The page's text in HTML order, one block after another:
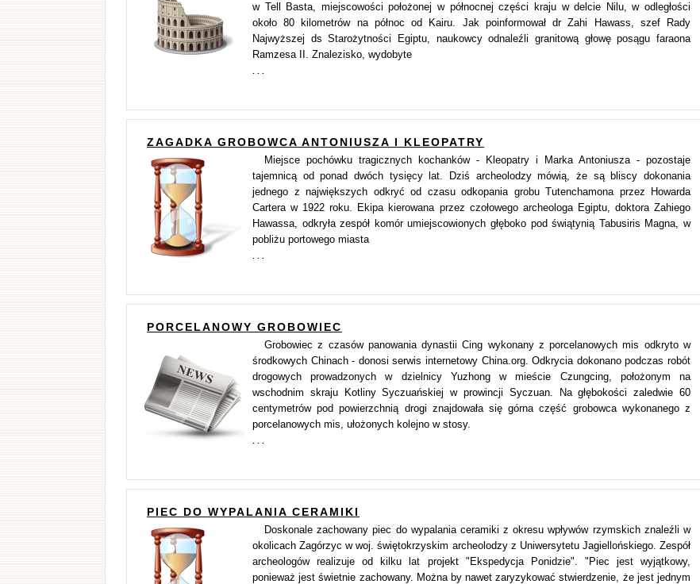
w Tell Basta, miejscowości położonej w północnej części kraju w delcie Nilu, w odległości
około 80 kilometrów na północ od Kairu. Jak poinformował dr Zahi Hawass, szef Rady
Najwyższej ds Starożytności Egiptu, naukowcy odnaleźli granitową głowę posągu faraona
Ramzesa II. Znalezisko, wydobyte
ZAGADKA GROBOWCA ANTONIUSZA I KLEOPATRY
Miejsce pochówku tragicznych kochanków - Kleopatry i Marka Antoniusza - pozostaje
tajemnicą od ponad dwóch tysięcy lat. Dziś archeolodzy mówią, że są bliscy dokonania
jednego z największych odkryć od czasu odkopania grobu Tutenchamona przez Howarda
Cartera w 1922 roku. Ekipa kierowana przez czołowego archeologa Egiptu, doktora Zahiego
Hawassa, odkryła zespół komór umiejscowionych głęboko pod świątynią Tabusiris Magna, w
pobliżu portowego miasta
PORCELANOWY GROBOWIEC
Grobowiec z czasów panowania dynastii Cing wykonany z porcelanowych mis odkryto w
środkowych Chinach - donosi serwis internetowy China.org. Odkrycia dokonano podczas robót
drogowych prowadzonych w dzielnicy Yuzhong w mieście Czungcing, położonym na
wschodnim skraju Kotliny Syczuańskiej w prowincji Syczuan. Na głębokości zaledwie 60
centymetrów pod powierzchnią drogi znajdowała się górna część grobowca wykonanego z
porcelanowych mis, ułożonych kolejno w stosy.
PIEC DO WYPALANIA CERAMIKI
Doskonale zachowany piec do wypalania ceramiki z okresu wpływów rzymskich znaleźli w
okolicach Zagórzyc w woj. świętokrzyskim archeolodzy z Uniwersytetu Jagiellońskiego. Zespół
archeologów realizuje od kilku lat projekt "Ekspedycja Ponidzie". "Piec jest wyjątkowy,
ponieważ jest świetnie zachowany. Można by nawet zaryzykować stwierdzenie, że jest jednym